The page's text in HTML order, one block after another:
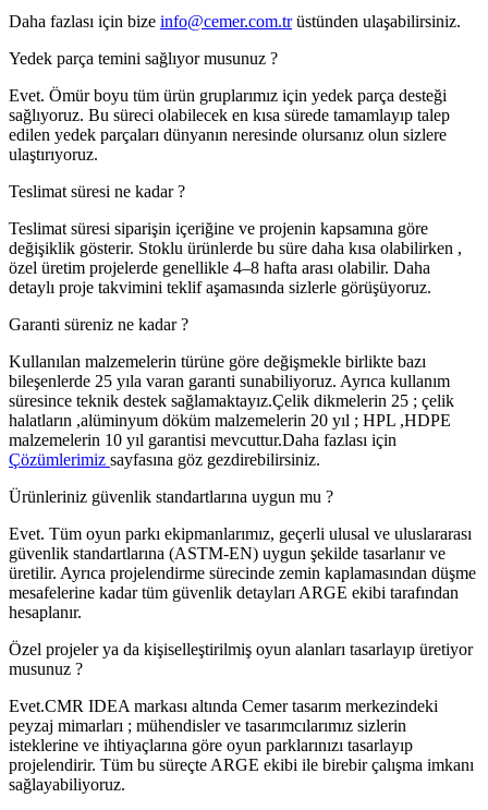
Daha fazlası için bize info@cemer.com.trüstünden ulaşabilirsiniz.
Yedek parça temini sağlıyor musunuz ?
Evet. Ömür boyu tüm ürün gruplarımız için yedek parça desteği
sağlıyoruz. Bu süreci olabilecek en kısa sürede tamamlayıp talep
edilen yedek parçaları dünyanın neresinde olursanız olun sizlere
ulaştırıyoruz.
Teslimat süresi ne kadar ?
Teslimat süresi siparişin içeriğine ve projenin kapsamına göre
değişiklik gösterir. Stoklu ürünlerde bu süre daha kısa olabilirken ,
özel üretim projelerde genellikle 4–8 hafta arası olabilir. Daha
detaylı proje takvimini teklif aşamasında sizlerle görüşüyoruz.
Garanti süreniz ne kadar ?
Kullanılan malzemelerin türüne göre değişmekle birlikte bazı
bileşenlerde 25 yıla varan garanti sunabiliyoruz. Ayrıca kullanım
süresince teknik destek sağlamaktayız.Çelik dikmelerin 25 ; çelik
halatların ,alüminyum döküm malzemelerin 20 yıl ; HPL ,HDPE
malzemelerin 10 yıl garantisi mevcuttur.Daha fazlası için
Çözümlerimiz sayfasına göz gezdirebilirsiniz.
Ürünleriniz güvenlik standartlarına uygun mu ?
Evet. Tüm oyun parkı ekipmanlarımız, geçerli ulusal ve uluslararası
güvenlik standartlarına (ASTM-EN) uygun şekilde tasarlanır ve
üretilir. Ayrıca projelendirme sürecinde zemin kaplamasından düşme
mesafelerine kadar tüm güvenlik detayları ARGE ekibi tarafından
hesaplanır.
Özel projeler ya da kişiselleştirilmiş oyun alanları tasarlayıp üretiyor
musunuz ?
Evet.CMR IDEA markası altında Cemer tasarım merkezindeki
peyzaj mimarları ; mühendisler ve tasarımcılarımız sizlerin
isteklerine ve ihtiyaçlarına göre oyun parklarınızı tasarlayıp
projelendirir. Tüm bu süreçte ARGE ekibi ile birebir çalışma imkanı
sağlayabiliyoruz.